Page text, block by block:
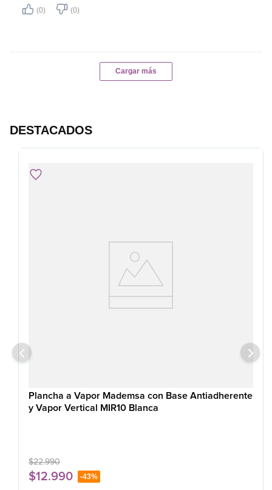
(0) (0)
Cargar más
DESTACADOS
Plancha a Vapor Mademsa con Base Antiadherente
y Vapor Vertical MIR10 Blanca
$22.990
$12.990 -43%